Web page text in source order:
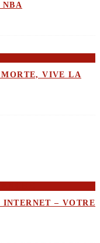
MORTE, VIVE LA
INTERNET – VOTRE